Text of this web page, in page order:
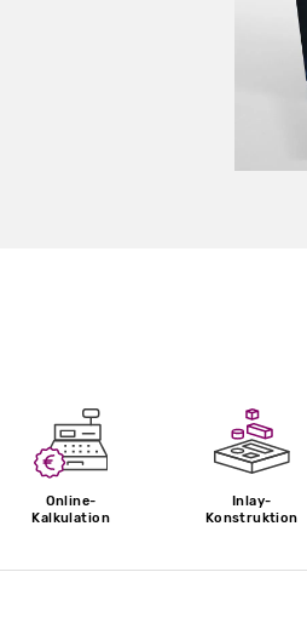
Online-
Kalkulation
Inlay-
Konstruktion